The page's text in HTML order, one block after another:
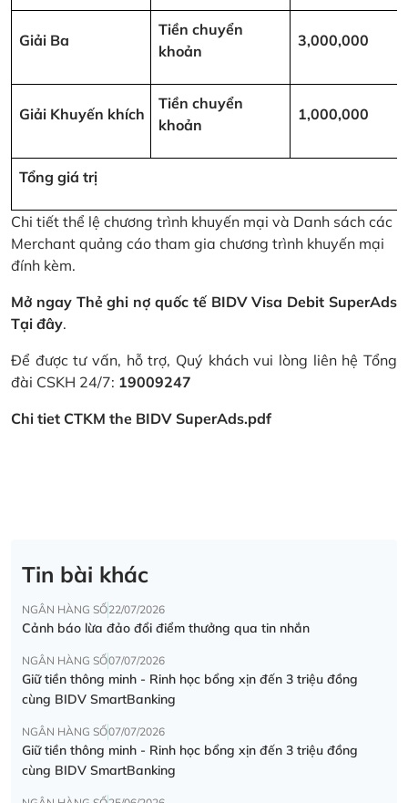
Giải Ba
Tiền chuyển
khoản
3,000,000
Giải Khuyến khích
Tiền chuyển
khoản
1,000,000
Tổng giá trị
Chi tiết thể lệ chương trình khuyến mại và Danh sách các
Merchant quảng cáo tham gia chương trình khuyến mại
đính kèm.
Mở ngay Thẻ ghi nợ quốc tế BIDV Visa Debit SuperAds
Tại đây.
Để được tư vấn, hỗ trợ, Quý khách vui lòng liên hệ Tổng
đài CSKH 24/7: 19009247
Chi tiet CTKM the BIDV SuperAds.pdf
Tin bài khác
NGÂN HÀNG SỐ22/07/2026
Cảnh báo lừa đảo đổi điểm thưởng qua tin nhắn
NGÂN HÀNG SỐ07/07/2026
Giữ tiền thông minh - Rinh học bổng xịn đến 3 triệu đồng
cùng BIDV SmartBanking
NGÂN HÀNG SỐ07/07/2026
Giữ tiền thông minh - Rinh học bổng xịn đến 3 triệu đồng
cùng BIDV SmartBanking